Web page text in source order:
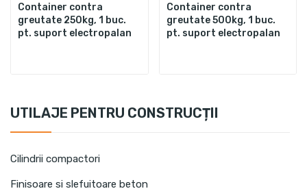
UTILAJE PENTRU CONSTRUCȚII
Cilindrii compactori
Finisoare si slefuitoare beton
Container contra
greutate 250kg, 1 buc.
pt. suport electropalan
Container contra
greutate 500kg, 1 buc.
pt. suport electropalan